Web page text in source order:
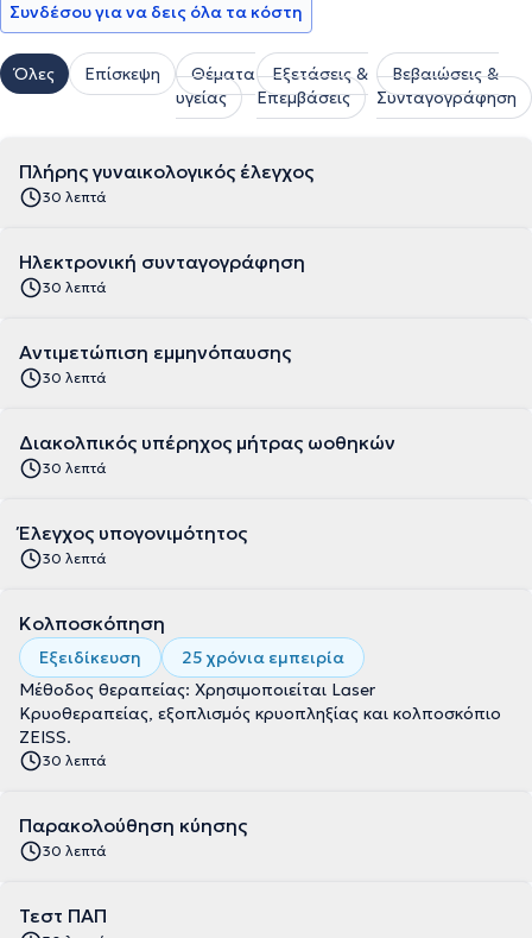
Συνδέσου για να δεις όλα τα κόστη
Όλες Επίσκεψη
Θέματα
υγείας
Εξετάσεις &
Επεμβάσεις
Βεβαιώσεις &
Συνταγογράφηση
Πλήρης γυναικολογικός έλεγχος
30 λεπτά
Ηλεκτρονική συνταγογράφηση
30 λεπτά
Αντιμετώπιση εμμηνόπαυσης
30 λεπτά
Διακολπικός υπέρηχος μήτρας ωοθηκών
30 λεπτά
Έλεγχος υπογονιμότητος
30 λεπτά
Κολποσκόπηση
Εξειδίκευση
25 χρόνια εμπειρία
Μέθοδος θεραπείας: Χρησιμοποιείται Laser
Κρυοθεραπείας, εξοπλισμός κρυοπληξίας και κολποσκόπιο
ZEISS.
30 λεπτά
Παρακολούθηση κύησης
30 λεπτά
Τεστ ΠΑΠ